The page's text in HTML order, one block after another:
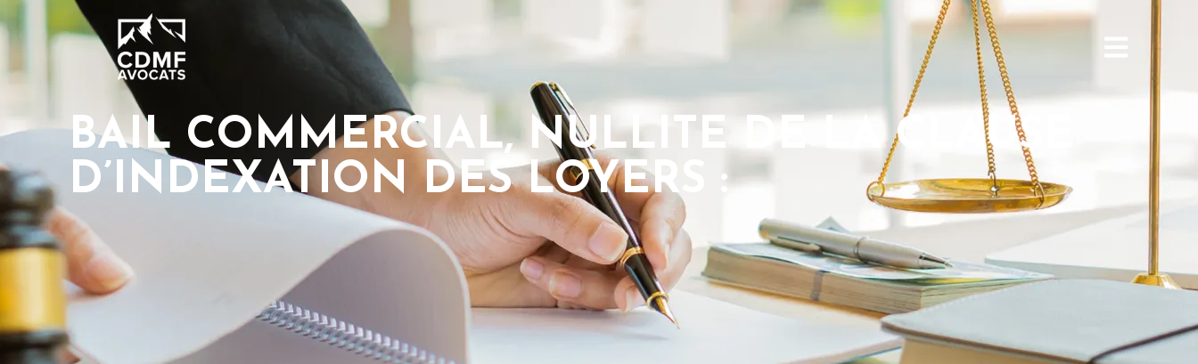
BAIL COMMERCIAL, NULLITE DE LA CLAUSE
D’INDEXATION DES LOYERS :